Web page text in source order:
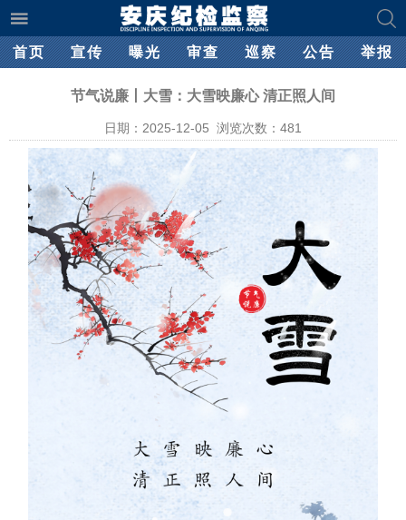
首页 宣传 曝光 审查 巡察 公告 举报
节气说廉丨大雪：大雪映廉心 清正照人间
日期：2025-12-05 浏览次数： 481